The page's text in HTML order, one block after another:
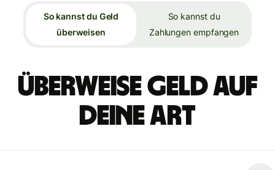
So kannst du Geld
überweisen
So kannst du
Zahlungen empfangen
Überweise Geld auf
deine Art